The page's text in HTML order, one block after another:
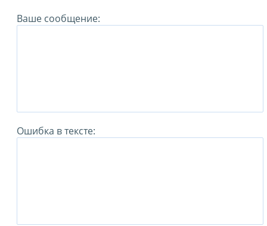
Ваше сообщение:
Ошибка в тексте: